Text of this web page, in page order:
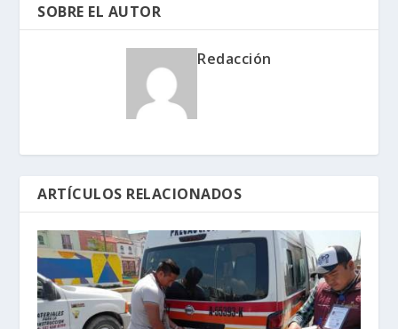
SOBRE EL AUTOR
Redacción
ARTÍCULOS RELACIONADOS